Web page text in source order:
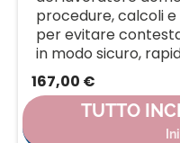
procedure, calcoli
per evitare
in modo sicuro,
167,00 €
TUTTO